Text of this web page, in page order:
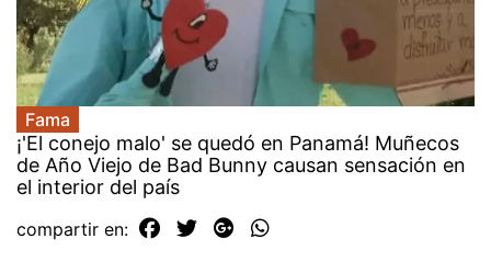
Fama
¡'El conejo malo' se quedó en Panamá! Muñecos
de Año Viejo de Bad Bunny causan sensación en
el interior del país
compartir en: